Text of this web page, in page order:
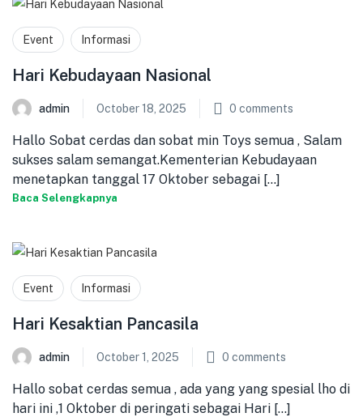
Event Informasi
Hari Kebudayaan Nasional
admin October 18, 2025 0 comments
Hallo Sobat cerdas dan sobat min Toys semua , Salam
sukses salam semangat.Kementerian Kebudayaan
menetapkan tanggal 17 Oktober sebagai [...]
Baca Selengkapnya
Event Informasi
Hari Kesaktian Pancasila
admin October 1, 2025 0 comments
Hallo sobat cerdas semua , ada yang yang spesial lho di
hari ini ,1 Oktober di peringati sebagai Hari [...]